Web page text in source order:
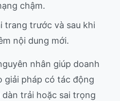
chậm.
trang trước và sau khi
nội dung mới.
nhân giúp doanh
giải pháp có tác động
trải hoặc sai trọng